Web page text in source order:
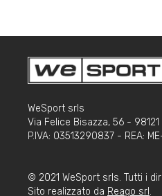
WeSport srls
Via Felice Bisazza, 56 -
P.IVA: 03513290837 - REA:
© 2021 WeSport srls. Tutti i
Sito realizzato da Reago srl .